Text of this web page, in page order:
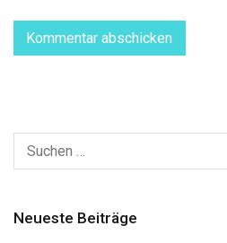
Suchen
nach:
Neueste Beiträge